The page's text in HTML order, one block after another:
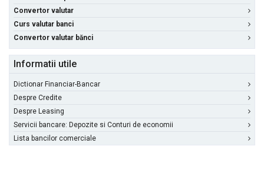
Convertor valutar
Curs valutar banci
Convertor valutar bănci
Informatii utile
Dictionar Financiar-Bancar
Despre Credite
Despre Leasing
Servicii bancare: Depozite si Conturi de economii
Lista bancilor comerciale